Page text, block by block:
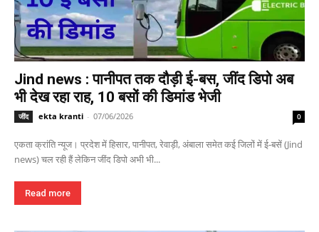
Jind news : पानीपत तक दौड़ी ई-बस, जींद डिपो अब
भी देख रहा राह, 10 बसों की डिमांड भेजी
जींद ekta kranti - 07/06/2026 0
एकता क्रांति न्यूज। प्रदेश में हिसार, पानीपत, रेवाड़ी, अंबाला समेत कई जिलों में ई-बसें (Jind
news) चल रही हैं लेकिन जींद डिपो अभी भी...
Read more